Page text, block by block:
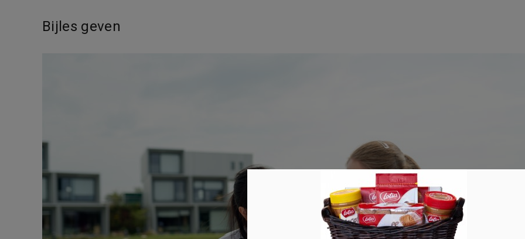
Bijles geven